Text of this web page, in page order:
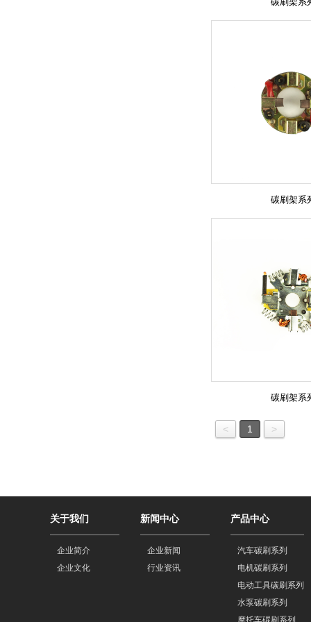
碳刷架系
碳刷架系
< 1 >
关于我们
企业简介
企业文化
新闻中心
企业新闻
行业资讯
产品中心
汽车碳刷系列
电机碳刷系列
电动工具碳刷系列
水泵碳刷系列
摩托车碳刷系列